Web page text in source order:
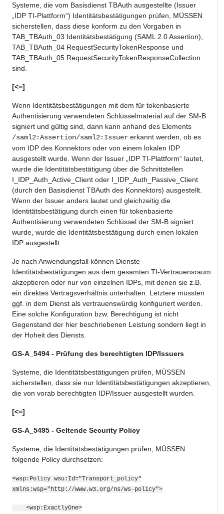
Systeme, die vom Basisdienst TBAuth ausgestellte (Issuer
„IDP TI-Plattform“) Identitätsbestätigungen prüfen, MÜSSEN
sicherstellen, dass diese konform zu den Vorgaben in
TAB _TBAuth_03 Identitätsbestätigung (SAML 2.0 Assertion)
TAB_TBAuth_04 RequestSecurityTokenResponse und
TAB_TBAuth_05 RequestSecurityTokenResponseCollection
sind.
[<=]
Wenn Identitätsbestätigungen mit dem für tokenbasierte
Authentisierung verwendeten Schlüsselmaterial auf der SM-B
signiert und gültig sind, dann kann anhand des Elements
/saml2:Assertion/saml2:Issuer erkannt werden, ob es
vom IDP des Konnektors oder von einem lokalen IDP
ausgestellt wurde. Wenn der Issuer „IDP TI-Plattform“ lautet,
wurde die Identitätsbestätigung über die Schnittstellen
I_IDP_Auth_Active_Client oder I_IDP_Auth_Passive_Client
(durch den Basisdienst TBAuth des Konnektors) ausgestellt.
Wenn der Issuer anders lautet und gleichzeitig die
Identitätsbestätigung durch einen für tokenbasierte
Authentisierung verwendeten Schlüssel der SM-B signiert
wurde, wurde die Identitätsbestätigung durch einen lokalen
IDP ausgestellt.
Je nach Anwendungsfall können Dienste
Identitätsbestätigungen aus dem gesamten TI-Vertrauensraum
akzeptieren oder nur von einzelnen IDPs, mit denen sie z.B.
ein direktes Vertragsverhältnis unterhalten. Letztere müssten
ggf. in dem Dienst als vertrauenswürdig konfiguriert werden.
Eine solche Konfiguration bzw. Berechtigung ist nicht
Gegenstand der hier beschriebenen Leistung sondern liegt in
der Hoheit des Diensts.
GS-A_5494 - Prüfung des berechtigten IDP/Issuers
Systeme, die Identitätsbestätigungen prüfen, MÜSSEN
sicherstellen, dass sie nur Identitätsbestätigungen akzeptieren,
die von vorab berechtigten IDP/Issuer ausgestellt wurden.
[<=]
GS-A_5495 - Geltende Security Policy
Systeme, die Identitätsbestätigungen prüfen, MÜSSEN
folgende Policy durchsetzen:
<wsp:Policy wsu:Id="Transport_policy"
xmlns:wsp="http://www.w3.org/ns/ws-policy">
<wsp:ExactlyOne>